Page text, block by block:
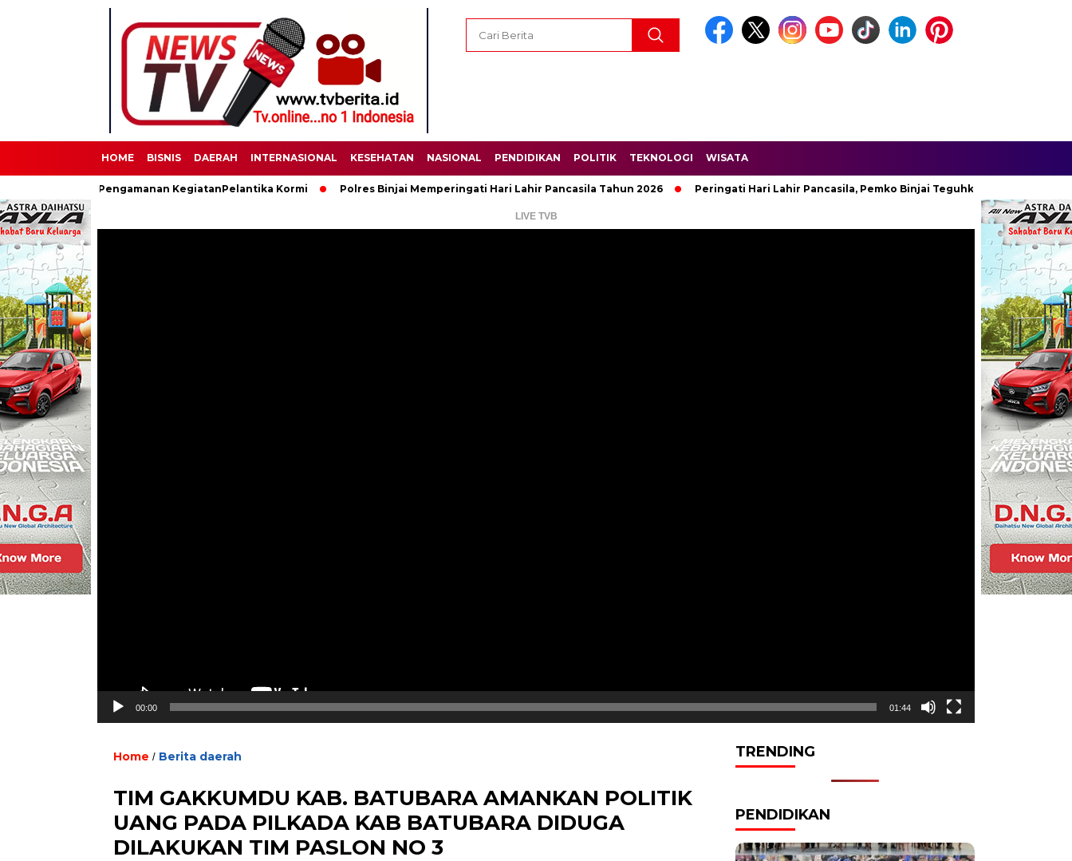
HOME BISNIS DAERAH INTERNASIONAL KESEHATAN NASIONAL PENDIDIKAN POLITIK TEKNOLOGI WISATA
Pengamanan KegiatanPelantika Kormi Polres Binjai Memperingati Hari Lahir Pancasila Tahun 2026 Peringati Hari Lahir Pancasila, Pemko Binjai Teguhkan Komitmen Kebangsaan.
LIVE TVB
00:00 01:44
Home / Berita daerah
TIM GAKKUMDU KAB. BATUBARA AMANKAN POLITIK
UANG PADA PILKADA KAB BATUBARA DIDUGA
DILAKUKAN TIM PASLON NO 3
TRENDING
PENDIDIKAN